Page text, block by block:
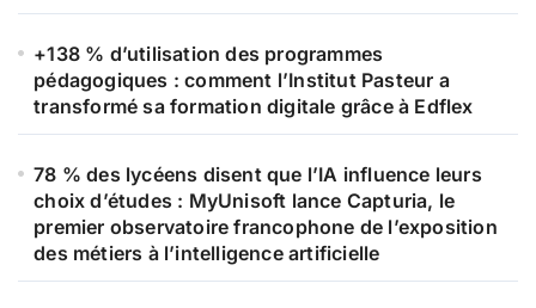
+138 % d’utilisation des programmes
pédagogiques : comment l’Institut Pasteur a
transformé sa formation digitale grâce à Edflex
78 % des lycéens disent que l’IA influence leurs
choix d’études : MyUnisoft lance Capturia, le
premier observatoire francophone de l’exposition
des métiers à l’intelligence artificielle